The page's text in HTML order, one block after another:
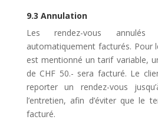
9.3 Annulation
Les rendez-vous annulés
automatiquement facturés. Pour
est mentionné un tarif variable,
de CHF 50.- sera facturé. Le
reporter un rendez-vous
l’entretien, afin d’éviter que le
facturé.